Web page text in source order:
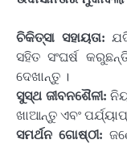
ଚିକିତ୍ସା ସହାୟତା:
ସହିତ ସଂଘର୍ଷ
ଦେଖାନ୍ତୁ ।
ସୁସ୍ଥ ଜୀବନଶୈଳୀ:
ଖାଆନ୍ତୁ ଏବଂ
ସମର୍ଥନ ଗୋଷ୍ଠୀ: